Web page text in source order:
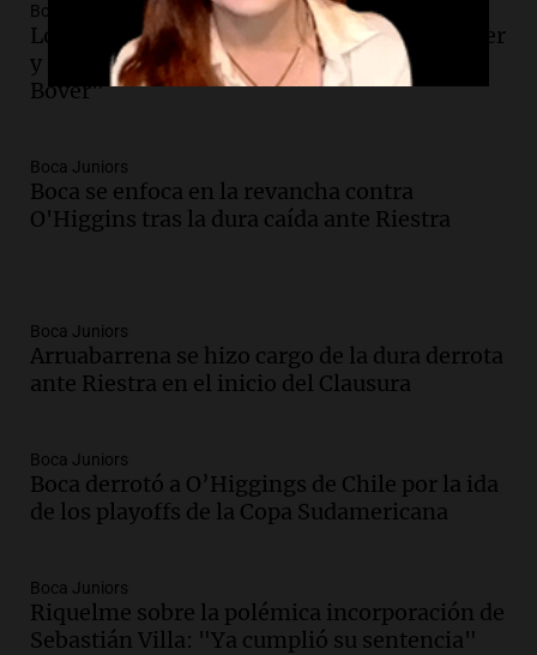
Boca Juniors
Los mejores memes tras las derrotas de River
y Boca en el Torneo Clausura: "Momento
Bover"
Boca Juniors
Boca se enfoca en la revancha contra
O'Higgins tras la dura caída ante Riestra
Boca Juniors
Arruabarrena se hizo cargo de la dura derrota
ante Riestra en el inicio del Clausura
Boca Juniors
Boca derrotó a O’Higgings de Chile por la ida
de los playoffs de la Copa Sudamericana
Boca Juniors
Riquelme sobre la polémica incorporación de
Sebastián Villa: "Ya cumplió su sentencia"